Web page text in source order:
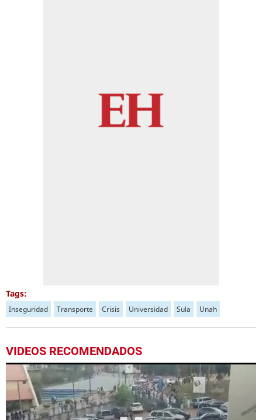
Tags:
Inseguridad Transporte Crisis Universidad Sula Unah
VIDEOS RECOMENDADOS